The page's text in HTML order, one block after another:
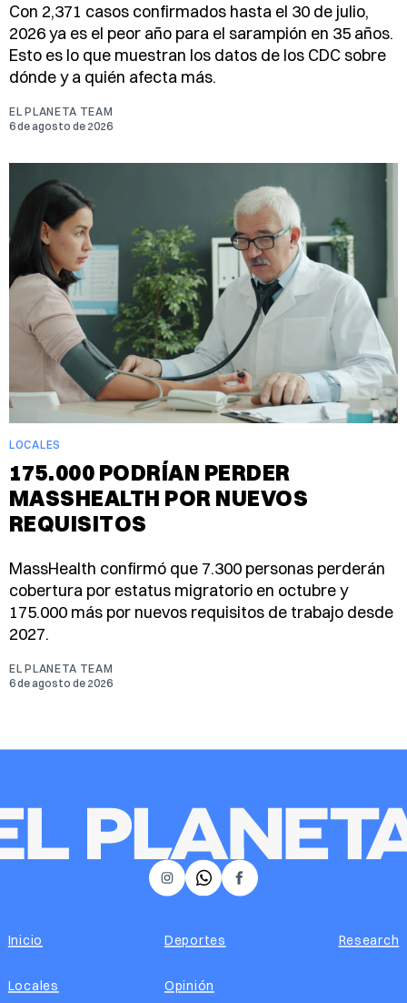
Con 2,371 casos confirmados hasta el 30 de julio,
2026 ya es el peor año para el sarampión en 35 años.
Esto es lo que muestran los datos de los CDC sobre
dónde y a quién afecta más.
EL PLANETA TEAM
6 de agosto de 2026
LOCALES
175.000 PODRÍAN PERDER
MASSHEALTH POR NUEVOS
REQUISITOS
MassHealth confirmó que 7.300 personas perderán
cobertura por estatus migratorio en octubre y
175.000 más por nuevos requisitos de trabajo desde
2027.
EL PLANETA TEAM
6 de agosto de 2026
𝕏 Facebook
Instagram
Inicio
Locales
Deportes
Opinión
Research